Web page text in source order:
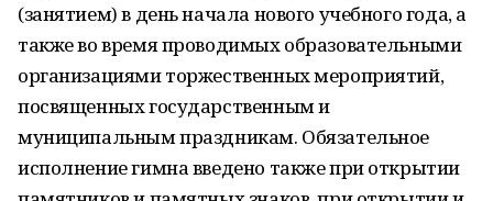
(занятием) в день начала нового учебного года, а
также во время проводимых образовательными
организациями торжественных мероприятий,
посвященных государственным и
муниципальным праздникам. Обязательное
исполнение гимна введено также при открытии